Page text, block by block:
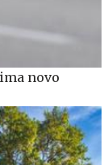
novo